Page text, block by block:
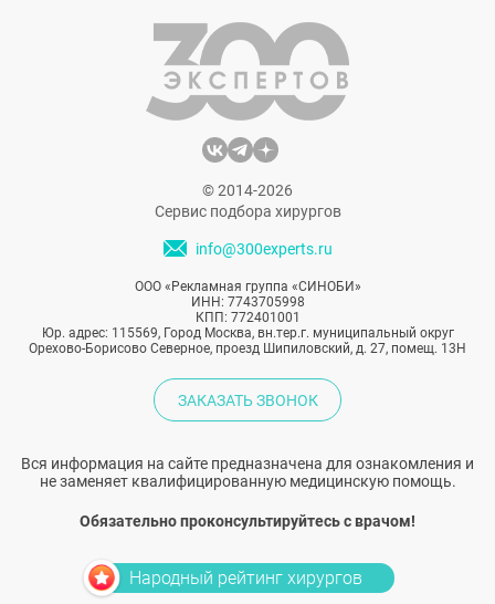
© 2014-2026
Сервис подбора хирургов
info@300experts.ru
ООО «Рекламная группа «СИНОБИ»
ИНН: 7743705998
КПП: 772401001
Юр. адрес: 115569, Город Москва, вн.тер.г. муниципальный округ
Орехово-Борисово Северное, проезд Шипиловский, д. 27, помещ. 13Н
ЗАКАЗАТЬ ЗВОНОК
Вся информация на сайте предназначена для ознакомления и
не заменяет квалифицированную медицинскую помощь.
Обязательно проконсультируйтесь с врачом!
Народный рейтинг хирургов